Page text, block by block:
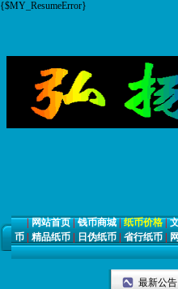
{$MY_ResumeError}
|网站首页|钱币商城|纸币价格|
币 | 精品纸币 | 日伪纸币 | 省行纸币 |
最新公告